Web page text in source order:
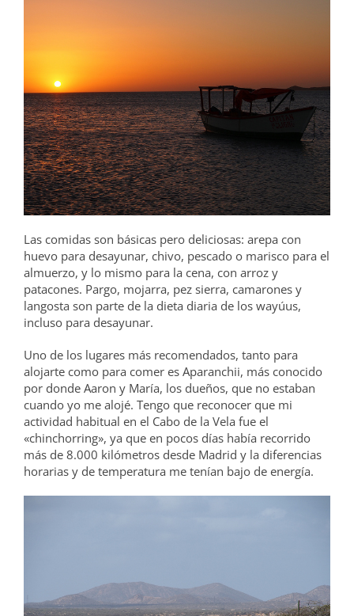
Las comidas son básicas pero deliciosas: arepa con
huevo para desayunar, chivo, pescado o marisco para el
almuerzo, y lo mismo para la cena, con arroz y
patacones. Pargo, mojarra, pez sierra, camarones y
langosta son parte de la dieta diaria de los wayúus,
incluso para desayunar.
Uno de los lugares más recomendados, tanto para
alojarte como para comer es Aparanchii, más conocido
por donde Aaron y María, los dueños, que no estaban
cuando yo me alojé. Tengo que reconocer que mi
actividad habitual en el Cabo de la Vela fue el
«chinchorring», ya que en pocos días había recorrido
más de 8.000 kilómetros desde Madrid y la diferencias
horarias y de temperatura me tenían bajo de energía.